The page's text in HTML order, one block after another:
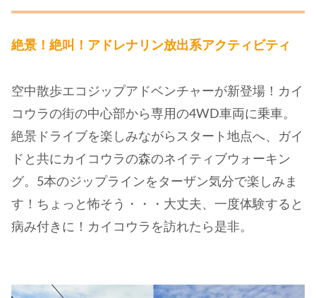
絶景！絶叫！アドレナリン放出系アクティビティ
空中散歩エコジップアドベンチャーが新登場！カイ
コウラの街の中心部から専用の4WD車両に乗車。
絶景ドライブを楽しみながらスタート地点へ、ガイ
ドと共にカイコウラの森のネイティブウォーキン
グ。5本のジップラインをターザン気分で楽しみま
す！ちょっと怖そう・・・大丈夫、一度体験すると
病み付きに！カイコウラを訪れたら是非。